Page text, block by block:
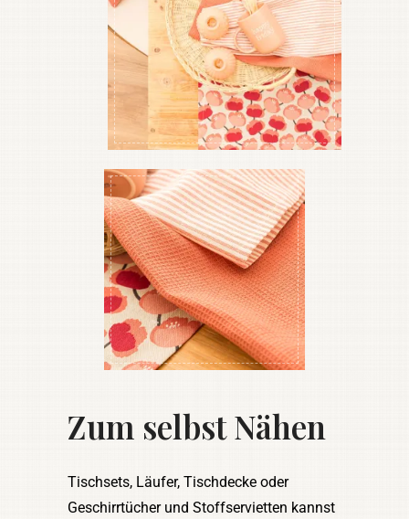
Zum selbst Nähen
Tischsets, Läufer, Tischdecke oder
Geschirrtücher und Stoffservietten kannst